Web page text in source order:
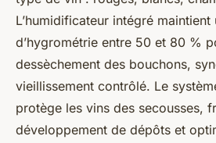
L’humidificateur intégré maintient
d’hygrométrie entre 50 et 80 %
dessèchement des bouchons,
vieillissement contrôlé. Le
protège les vins des secousses,
développement de dépôts et